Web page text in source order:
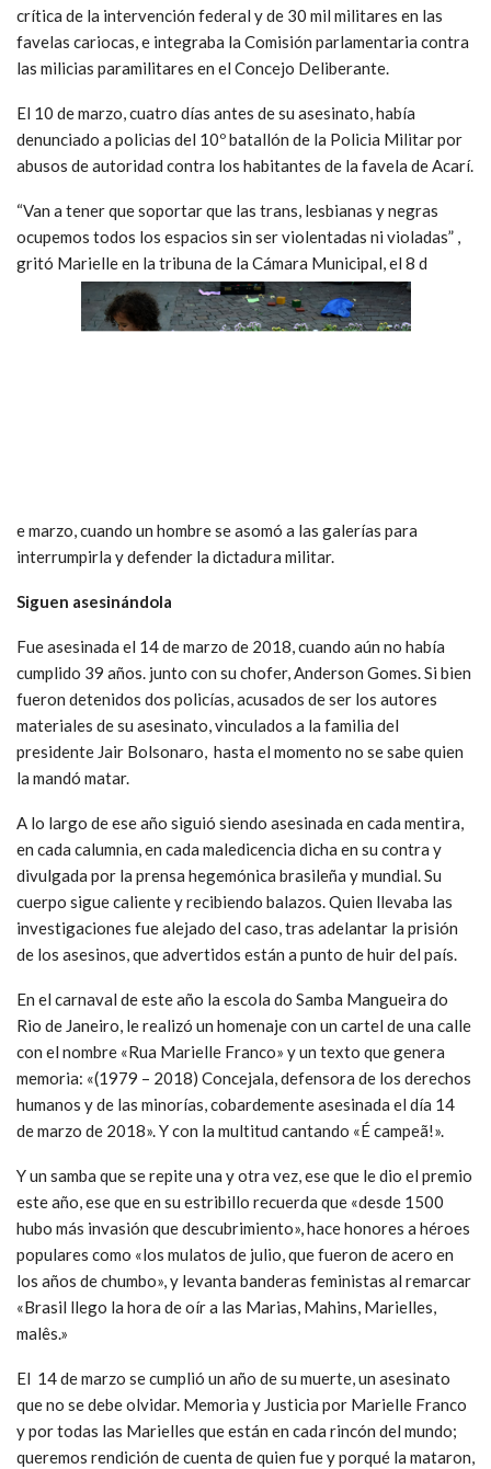
crítica de la intervención federal y de 30 mil militares en las
favelas cariocas, e integraba la Comisión parlamentaria contra
las milicias paramilitares en el Concejo Deliberante.
El 10 de marzo, cuatro días antes de su asesinato, había
denunciado a policias del 10º batallón de la Policia Militar por
abusos de autoridad contra los habitantes de la favela de Acarí.
“Van a tener que soportar que las trans, lesbianas y negras
ocupemos todos los espacios sin ser violentadas ni violadas” ,
gritó Marielle en la tribuna de la Cámara Municipal, el 8 d
e marzo, cuando un hombre se asomó a las galerías para
interrumpirla y defender la dictadura militar.
Siguen asesinándola
Fue asesinada el 14 de marzo de 2018, cuando aún no había
cumplido 39 años. junto con su chofer, Anderson Gomes. Si bien
fueron detenidos dos policías, acusados de ser los autores
materiales de su asesinato, vinculados a la familia del
presidente Jair Bolsonaro, hasta el momento no se sabe quien
la mandó matar.
A lo largo de ese año siguió siendo asesinada en cada mentira,
en cada calumnia, en cada maledicencia dicha en su contra y
divulgada por la prensa hegemónica brasileña y mundial. Su
cuerpo sigue caliente y recibiendo balazos. Quien llevaba las
investigaciones fue alejado del caso, tras adelantar la prisión
de los asesinos, que advertidos están a punto de huir del país.
En el carnaval de este año la escola do Samba Mangueira do
Rio de Janeiro, le realizó un homenaje con un cartel de una calle
con el nombre «Rua Marielle Franco» y un texto que genera
memoria: «(1979 – 2018) Concejala, defensora de los derechos
humanos y de las minorías, cobardemente asesinada el día 14
de marzo de 2018». Y con la multitud cantando «É campeã!».
Y un samba que se repite una y otra vez, ese que le dio el premio
este año, ese que en su estribillo recuerda que «desde 1500
hubo más invasión que descubrimiento», hace honores a héroes
populares como «los mulatos de julio, que fueron de acero en
los años de chumbo», y levanta banderas feministas al remarcar
«Brasil llego la hora de oír a las Marias, Mahins, Marielles,
malês.»
El 14 de marzo se cumplió un año de su muerte, un asesinato
que no se debe olvidar. Memoria y Justicia por Marielle Franco
y por todas las Marielles que están en cada rincón del mundo;
queremos rendición de cuenta de quien fue y porqué la mataron,